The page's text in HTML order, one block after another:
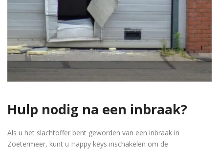
Hulp nodig na een inbraak?
Als u het slachtoffer bent geworden van een inbraak in
Zoetermeer, kunt u Happy keys inschakelen om de